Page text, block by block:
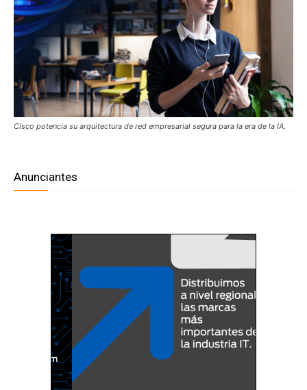
Cisco potencia su arquitectura de red empresarial segura para la era de la IA.
Anunciantes